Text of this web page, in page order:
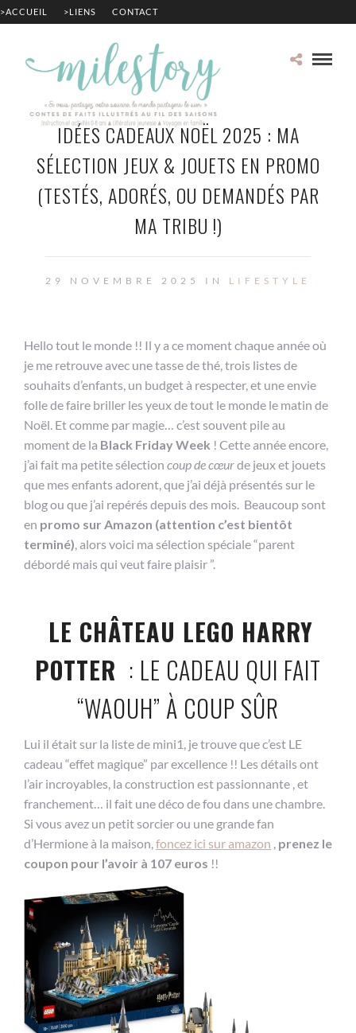
>ACCUEIL >LIENS CONTACT
IDÉES CADEAUX NOËL 2025 : MA
SÉLECTION JEUX & JOUETS EN PROMO
(TESTÉS, ADORÉS, OU DEMANDÉS PAR
MA TRIBU !)
29 NOVEMBRE 2025 IN LIFESTYLE
Hello tout le monde !! Il y a ce moment chaque année où
je me retrouve avec une tasse de thé, trois listes de
souhaits d’enfants, un budget à respecter, et une envie
folle de faire briller les yeux de tout le monde le matin de
Noël. Et comme par magie… c’est souvent pile au
moment de la Black Friday Week ! Cette année encore,
j’ai fait ma petite sélection coup de cœurde jeux et jouets
que mes enfants adorent, que j’ai déjà présentés sur le
blog ou que j’ai repérés depuis des mois. Beaucoup sont
en promo sur Amazon (attention c’est bientôt
terminé), alors voici ma sélection spéciale “parent
débordé mais qui veut faire plaisir ”.
LE CHÂTEAU LEGO HARRY
POTTER : LE CADEAU QUI FAIT
“WAOUH” À COUP SÛR
Lui il était sur la liste de mini1, je trouve que c’est LE
cadeau “effet magique” par excellence !! Les détails ont
l’air incroyables, la construction est passionnante , et
franchement… il fait une déco de fou dans une chambre.
Si vous avez un petit sorcier ou une grande fan
d’Hermione à la maison,foncez ici sur amazon , prenez le
coupon pour l’avoir à 107 euros !!